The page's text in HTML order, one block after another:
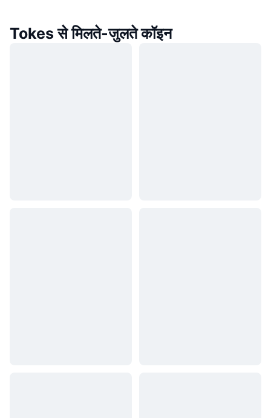
Tokes से मिलते-जुलते कॉइन